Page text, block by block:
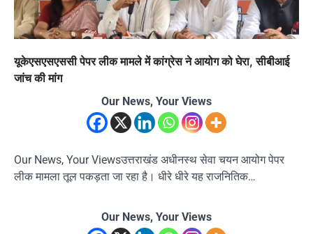
यूकेएसएसएससी पेपर लीक मामले में कांग्रेस ने आयोग को घेरा, सीबीआई
जांच की मांग
Our News, Your Views
Our News, Your Viewsउत्तराखंड अधीनस्थ सेवा चयन आयोग पेपर
लीक मामला तूल पकड़ता जा रहा है। धीरे धीरे यह राजनितिक…
Our News, Your Views